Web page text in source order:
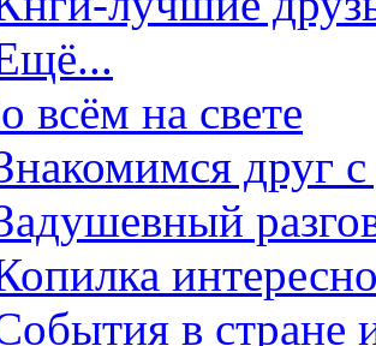
всём на свете
друг
в стране